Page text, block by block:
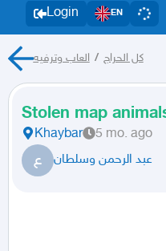
Login EN
كل الحراج / العاب وترفيه
Stolen map
Khaybar 5 mo. ago
ع عبد الرحمن وسلطان